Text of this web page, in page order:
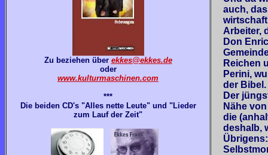
Zu beziehen über ekkes@ekkes.de
oder
www.kulturmaschinen.com
***
Die beiden CD's "Alles nette Leute" und "Lieder
zum Lauf der Zeit"
auch,
Arbeiter,
Don
Reichen
Perini,
der Bibel.
Der
Nähe
die
deshalb,